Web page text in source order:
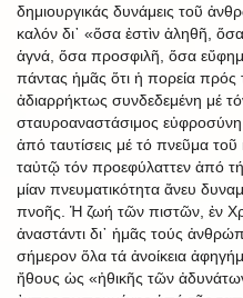
δημιουργικάς δυνάμεις τοῦ
καλόν δι᾿ «ὅσα ἐστὶν ἀληθῆ,
ἁγνά, ὅσα προσφιλῆ, ὅσα
πάντας ἡμᾶς ὅτι ἡ πορεία πρός
ἀδιαρρήκτως συνδεδεμένη μέ
σταυροαναστάσιμος
ἀπό ταυτίσεις μέ τό πνεῦμα
ταὐτῷ τόν προεφύλαττεν ἀπό
μίαν πνευματικότητα ἄνευ
πνοῆς. Ἡ ζωή τῶν πιστῶν, ἐν
ἀναστάντι δι᾿ ἡμᾶς τούς
σήμερον ὅλα τά ἀνοίκεια
ἤθους ὡς «ἠθικῆς τῶν